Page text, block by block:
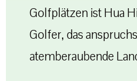
Golfplätzen ist Hua
Golfer, das
atemberaubende